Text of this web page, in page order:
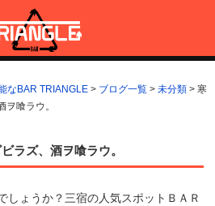
能なBAR TRIANGLE
BBQも可能なBAR TRIANGLE(バー・
なBAR TRIANGLE > ブログ一覧 > 未分類 > 寒
喰ラウ。
ラズ、酒ヲ喰ラウ。
しょうか？三宿の人気スポットＢＡＲ